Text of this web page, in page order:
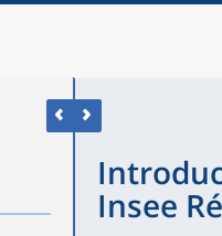
Insee